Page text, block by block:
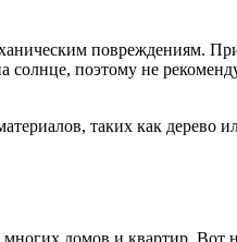
повреждениям.
поэтому не
таких как дерево
домов и квартир. Вот